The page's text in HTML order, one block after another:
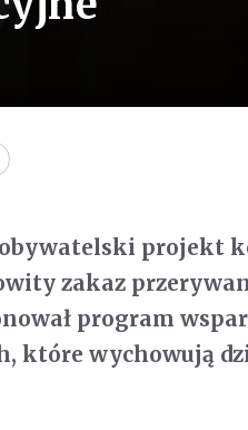
obywatelski projekt
zakaz
program
które wychowują